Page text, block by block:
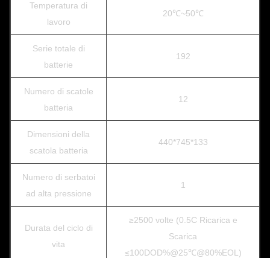
Temperatura di
lavoro
20℃~50℃
Serie totale di
batterie
192
Numero di scatole
batteria
12
Dimensioni della
scatola batteria
440*745*133
Numero di serbatoi
ad alta pressione
1
Durata del ciclo di
vita
≥2500 volte (0.5C Ricarica e
Scarica
≤100DOD%@25℃@80%EOL)